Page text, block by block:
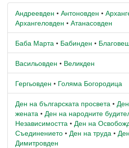
Андреевден • Антоновден •
Архангеловден • Атанасовден
Баба Марта • Бабинден •
Васильовден • Великден
Гергьовден • Голяма Богородица
Ден на българската просвета •
жената • Ден на народните
Независимостта • Ден на
Съединението • Ден на труда •
Димитровден